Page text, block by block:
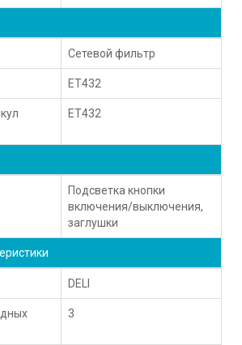
Сетевой фильтр
ET432
ET432
Подсветка кнопки
включения/выключения,
заглушки
DELI
3